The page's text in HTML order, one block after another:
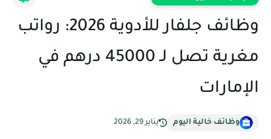
وظائف جلفار للأدوية 2026: رواتب
مغرية تصل لـ 45000 درهم في
الإمارات
وظائف خالية اليوم يناير 29, 2026